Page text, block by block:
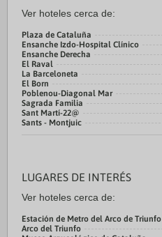
Ver hoteles cerca de:
Plaza de Cataluña
Ensanche Izdo-Hospital Clínico
Ensanche Derecha
El Raval
La Barceloneta
El Born
Poblenou-Diagonal Mar
Sagrada Familia
Sant Martí-22@
Sants - Montjuic
LUGARES DE INTERÉS
Ver hoteles cerca de:
Estación de Metro del Arco de Triunfo
Arco del Triunfo